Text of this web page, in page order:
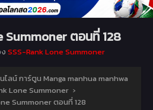
Summoner ตอนที่ 128
SSS-Rank Lone Summoner
ลน์ การ์ตูน Manga manhua manhwa
Lone Summoner ›
Summoner ตอนที่ 128